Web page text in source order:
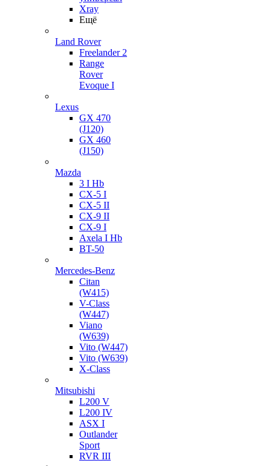
Xray
Ещё
Land Rover
Freelander 2
Range
Rover
Evoque I
Lexus
GX 470
(J120)
GX 460
(J150)
Mazda
3 I Hb
CX-5 I
CX-5 II
CX-9 II
CX-9 I
Axela I Hb
BT-50
Mercedes-Benz
Citan
(W415)
V-Class
(W447)
Viano
(W639)
Vito (W447)
Vito (W639)
X-Class
Mitsubishi
L200 V
L200 IV
ASX I
Outlander
Sport
RVR III